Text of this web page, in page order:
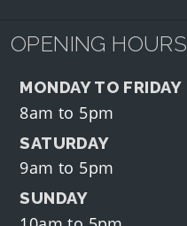
OPENING HOURS
MONDAY TO FRIDAY
8am to 5pm
SATURDAY
9am to 5pm
SUNDAY